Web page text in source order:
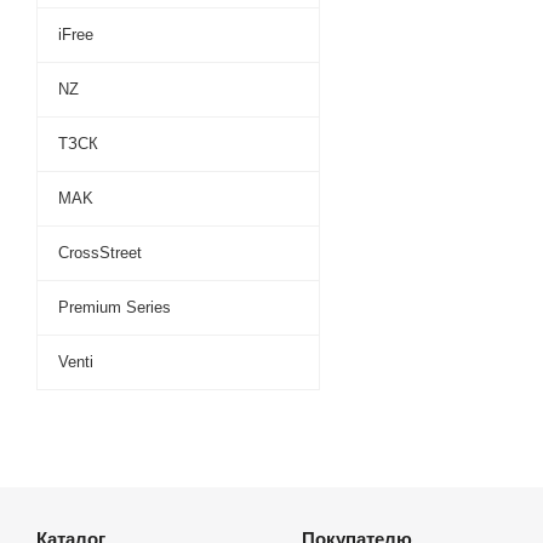
iFree
NZ
ТЗСК
MAK
CrossStreet
Premium Series
Venti
Каталог Покупателю